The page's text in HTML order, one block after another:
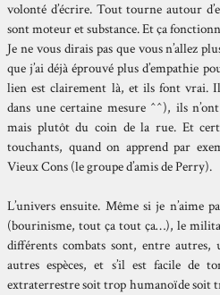
volonté d’écrire. Tout tourne autour
sont moteur et substance. Et ça
Je ne vous dirais pas que vous n’allez
que j’ai déjà éprouvé plus d’empathie
lien est clairement là, et ils font vrai.
dans une certaine mesure ^^), ils
mais plutôt du coin de la rue. Et
touchants, quand on apprend par
Vieux Cons (le groupe d’amis de Perry).
L’univers ensuite. Même si je n’aime
(bourinisme, tout ça tout ça…), le
différents combats sont, entre
autres espèces, et s’il est facile de
extraterrestre soit trop humanoïde soit